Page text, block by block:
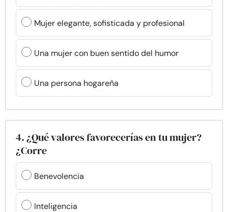
Mujer elegante, sofisticada y profesional
Una mujer con buen sentido del humor
Una persona hogareña
4. ¿Qué valores favorecerías en tu mujer?
¿Corre
Benevolencia
Inteligencia